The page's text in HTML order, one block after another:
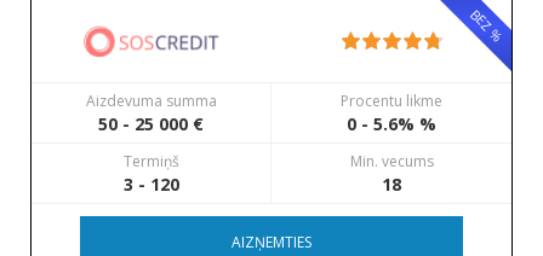
BEZ %
Aizdevuma summa
50 - 25 000 €
Procentu likme
0 - 5.6% %
Termiņš
3 - 120
Min. vecums
18
AIZŅEMTIES